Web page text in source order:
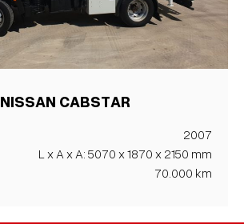
NISSAN CABSTAR
2007
L x A x A: 5070 x 1870 x 2150 mm
70.000 km